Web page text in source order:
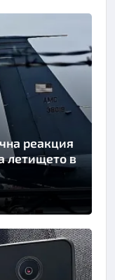
реакция
летището в